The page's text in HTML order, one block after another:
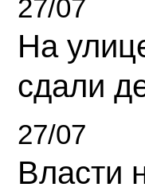
27/07
На
сдали
27/07
Власти